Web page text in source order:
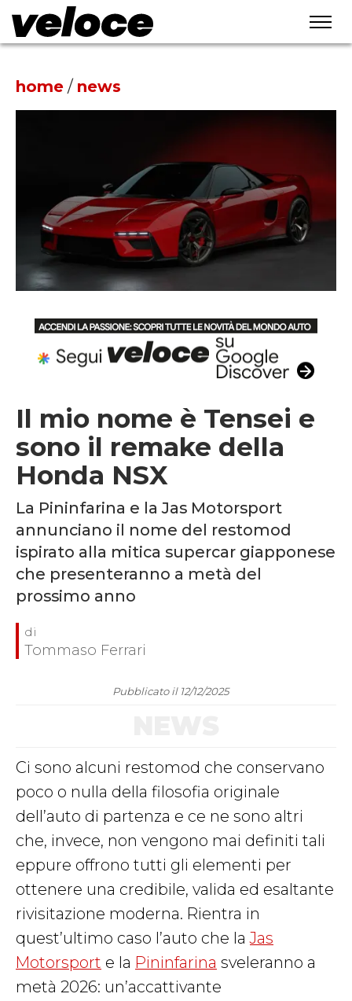
home / news
Il mio nome è Tensei e
sono il remake della
Honda NSX
La Pininfarina e la Jas Motorsport
annunciano il nome del restomod
ispirato alla mitica supercar giapponese
che presenteranno a metà del
prossimo anno
Tommaso Ferrari
Pubblicato il 12/12/2025
Ci sono alcuni restomod che conservano
poco o nulla della filosofia originale
dell’auto di partenza e ce ne sono altri
che, invece, non vengono mai definiti tali
eppure offrono tutti gli elementi per
ottenere una credibile, valida ed esaltante
rivisitazione moderna. Rientra in
quest’ultimo caso l’auto che laJas
Motorsport e la Pininfarina sveleranno a
metà 2026: un’accattivante